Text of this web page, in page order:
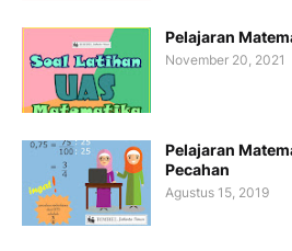
Pelajaran
November 20, 2021
Pelajaran
Pecahan
Agustus 15, 2019